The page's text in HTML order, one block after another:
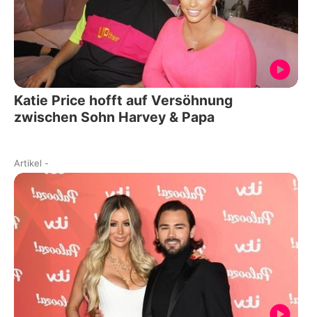
Katie Price hofft auf Versöhnung
zwischen Sohn Harvey & Papa
Artikel -